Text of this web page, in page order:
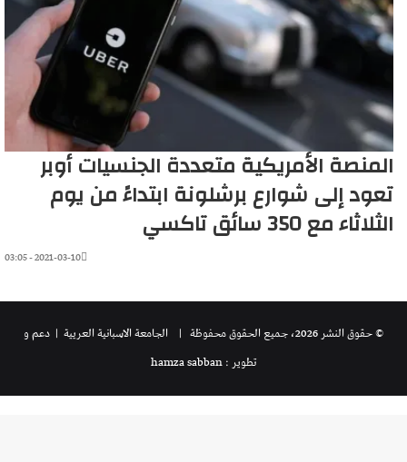
المنصة الأمريكية متعددة الجنسيات أوبر
تعود إلى شوارع برشلونة ابتداءً من يوم
الثلاثاء مع 350 سائق تاكسي
2021-03-10 - 03:05
© حقوق النشر 2026، جميع الحقوق محفوظة | الجامعة الاسبانية العريية | دعم و
تطوير : hamza sabban